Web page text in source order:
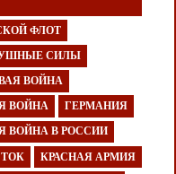
ФЛОТ
СИЛЫ
ВОЙНА
ВОЙНА ГЕРМАНИЯ
ВОЙНА В РОССИИ
КРАСНАЯ АРМИЯ